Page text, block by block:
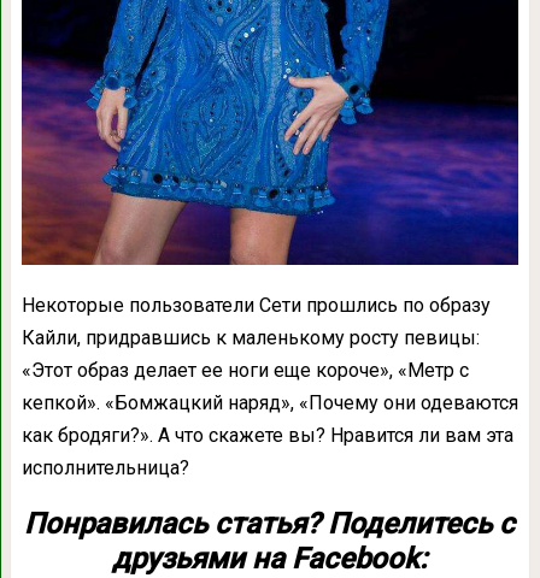
Некоторые пользователи Сети прошлись по образу
Кайли, придравшись к маленькому росту певицы:
«Этот образ делает ее ноги еще короче», «Метр с
кепкой». «Бомжацкий наряд», «Почему они одеваются
как бродяги?». А что скажете вы? Нравится ли вам эта
исполнительница?
Понравилась статья? Поделитесь с
друзьями на Facebook: